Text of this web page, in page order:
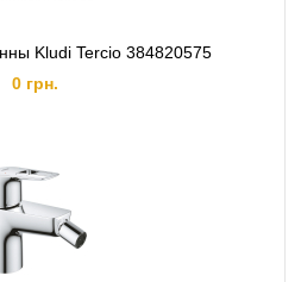
Kludi Tercio 384820575
0 грн.